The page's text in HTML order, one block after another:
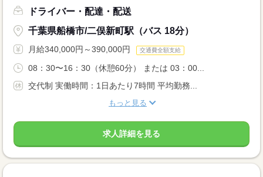
ドライバー・配達・配送
千葉県船橋市/二俣新町駅（バス 18分）
月給340,000円～390,000円 交通費全額支給
08：30〜16：30（休憩60分） または 03：00...
交代制 実働時間：1日あたり7時間 平均勤務...
もっと見る
求人詳細を見る